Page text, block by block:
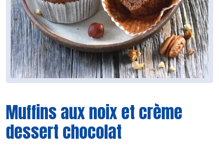
Muffins aux noix et crème
dessert chocolat